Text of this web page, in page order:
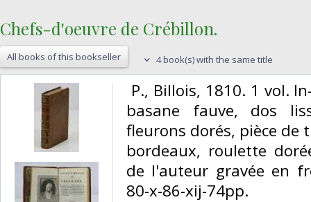
‎Chefs-d'oeuvre de Crébillon.‎
All books of this bookseller 4 book(s) with the same title
P., Billois, 1810. 1 vol.
basane fauve, dos
fleurons dorés, pièce de
bordeaux, roulette
de l'auteur gravée en
80-x-86-xij-74pp. ‎